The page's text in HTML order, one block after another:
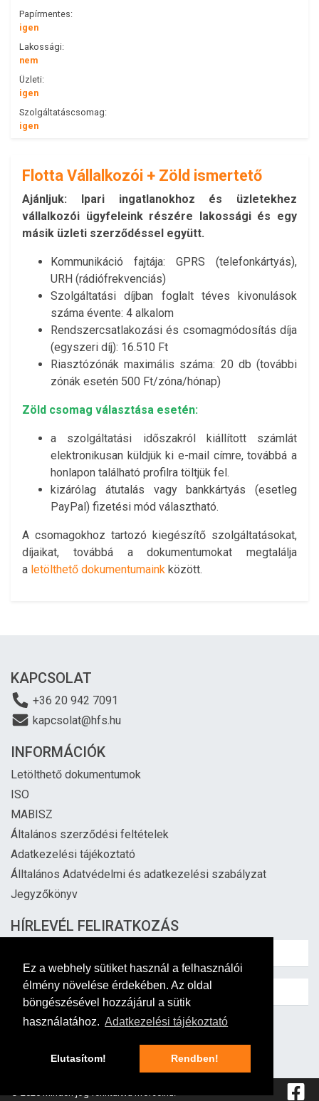
Ez a webhely sütiket használ a felhasználói
élmény növelése érdekében. Az oldal
böngészésével hozzájárul a sütik
használatához. Adatkezelési tájékoztató
Elutasítom! Rendben!
Papírmentes:
igen
Lakossági:
nem
Üzleti:
igen
Szolgáltatáscsomag:
igen
Flotta Vállalkozói + Zöld ismertető
Ajánljuk: Ipari ingatlanokhoz és üzletekhez
vállalkozói ügyfeleink részére lakossági és egy
másik üzleti szerződéssel együtt.
Kommunikáció fajtája: GPRS (telefonkártyás),
URH (rádiófrekvenciás)
Szolgáltatási díjban foglalt téves kivonulások
száma évente: 4 alkalom
Rendszercsatlakozási és csomagmódosítás díja
(egyszeri díj): 16.510 Ft
Riasztózónák maximális száma: 20 db (további
zónák esetén 500 Ft/zóna/hónap)
Zöld csomag választása esetén:
a szolgáltatási időszakról kiállított számlát
elektronikusan küldjük ki e-mail címre, továbbá a
honlapon található profilra töltjük fel.
kizárólag átutalás vagy bankkártyás (esetleg
PayPal) fizetési mód választható.
A csomagokhoz tartozó kiegészítő szolgáltatásokat,
díjaikat, továbbá a dokumentumokat megtalálja
a letölthető dokumentumaink között.
KAPCSOLAT
+36 20 942 7091
kapcsolat@hfs.hu
INFORMÁCIÓK
Letölthető dokumentumok
ISO
MABISZ
Általános szerződési feltételek
Adatkezelési tájékoztató
Álltalános Adatvédelmi és adatkezelési szabályzat
Jegyzőkönyv
HÍRLEVÉL FELIRATKOZÁS
Feliratkozás
© 2026 Minden jog fenntartva hforce.hu!